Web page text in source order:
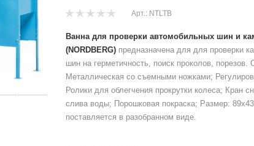
Арт.: NTLTB
Ванна для проверки автомобильных шин и
(NORDBERG) предназначена для для проверки
шин на герметичность, поиск проколов, порезов.
Металлическая со съемными ножками;
Ролики для облегчения прокрутки колеса; Кран
слива воды; Порошковая покраска; Размер:
поставляется в разобранном виде.